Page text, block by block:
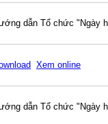
dẫn Tổ chức "Ngày
Xem online
dẫn Tổ chức "Ngày